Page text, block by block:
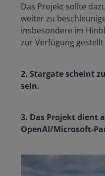
Das Projekt sollte
weiter zu
insbesondere im
zur Verfügung
2. Stargate scheint
sein.
3. Das Projekt dient
OpenAI/Microsoft-